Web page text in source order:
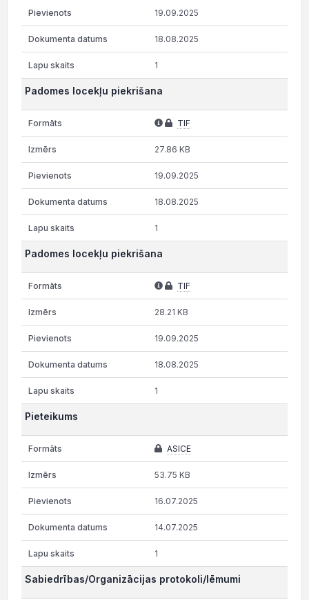
19.09.2025
18.08.2025
1
Padomes locekļu piekrišana
TIF
27.86 KB
19.09.2025
18.08.2025
1
Padomes locekļu piekrišana
TIF
28.21 KB
19.09.2025
18.08.2025
1
Pieteikums
ASICE
53.75 KB
16.07.2025
14.07.2025
1
Sabiedrības/Organizācijas protokoli/lēmumi